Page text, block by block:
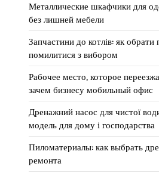
Металлические шкафчики для
без лишней мебели
Запчастини до котлів: як обрати
помилитися з вибором
Рабочее место, которое
зачем бизнесу мобильный офис
Дренажний насос для чистої
модель для дому і господарства
Пиломатериалы: как выбрать
ремонта